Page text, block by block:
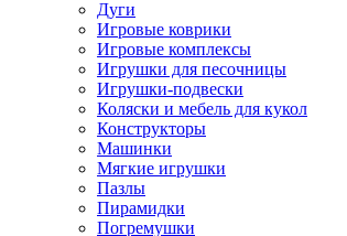
Дуги
Игровые коврики
Игровые комплексы
Игрушки для песочницы
Игрушки-подвески
Коляски и мебель для кукол
Конструкторы
Машинки
Мягкие игрушки
Пазлы
Пирамидки
Погремушки